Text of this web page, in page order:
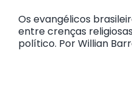
Os evangélicos
entre crenças
político. Por Willian